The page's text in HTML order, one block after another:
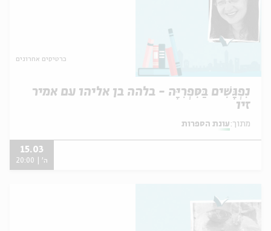
כרטיסים אחרונים
נִפְגָּשִׁים בַּסִּפְרִיָּה - בלהה בן אליהו עם אמיר
זיו
מתוך: עונת הספרות
15.03
ה' | 20:00